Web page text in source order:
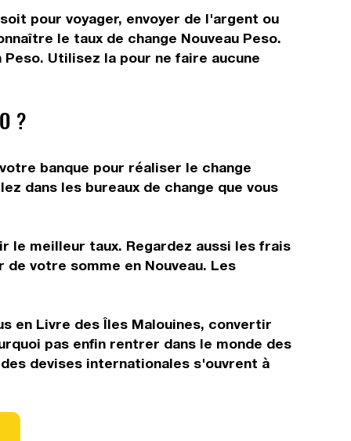
pour voyager, envoyer de l'argent ou
le taux de change Nouveau Peso.
Utilisez la pour ne faire aucune
?
banque pour réaliser le change
dans les bureaux de change que vous
le meilleur taux. Regardez aussi les frais
votre somme en Nouveau. Les
en Livre des Îles Malouines, convertir
pas enfin rentrer dans le monde des
devises internationales s'ouvrent à